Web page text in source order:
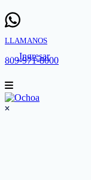
LLAMANOS
809-971-8000
Ingresar